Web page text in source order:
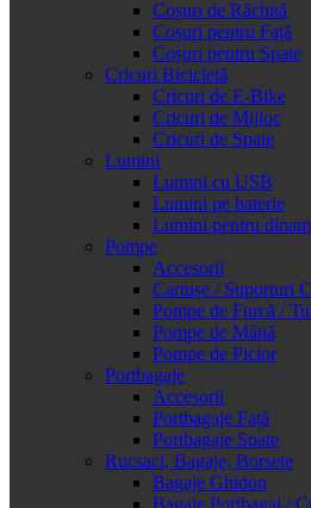
Coșuri de Răchită
Coșuri pentru Față
Coșuri pentru Spate
Cricuri Bicicletă
Cricuri de E-Bike
Cricuri de Mijloc
Cricuri de Spate
Lumini
Lumini cu USB
Lumini pe baterie
Lumini pentru dinam
Pompe
Accesorii
Cartușe / Suporturi
Pompe de Furcă /
Pompe de Mână
Pompe de Picior
Portbagaje
Accesorii
Portbagaje Față
Portbagaje Spate
Rucsaci, Bagaje, Borsete
Bagaje Ghidon
Bagaje Portbagaj /